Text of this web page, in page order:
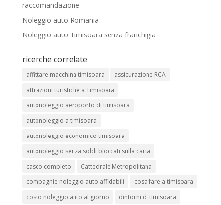
raccomandazione
Noleggio auto Romania
Noleggio auto Timisoara senza franchigia
ricerche correlate
affittare macchina timisoara
assicurazione RCA
attrazioni turistiche a Timisoara
autonoleggio aeroporto di timisoara
autonoleggio a timisoara
autonoleggio economico timisoara
autonoleggio senza soldi bloccati sulla carta
casco completo
Cattedrale Metropolitana
compagnie noleggio auto affidabili
cosa fare a timisoara
costo noleggio auto al giorno
dintorni di timisoara